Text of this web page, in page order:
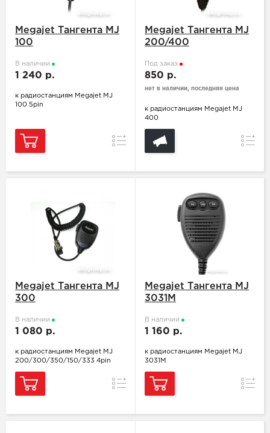
Megajet Тангента MJ
100
В наличии
1 240 р.
к радиостанциям Megajet MJ
100 5pin
Сравнение
Megajet Тангента MJ
200/400
Под заказ
850 р.
нет в наличии, последняя цена
к радиостанциям Megajet MJ
400
Megajet Тангента MJ
300
В наличии
1 080 р.
к радиостанциям Megajet MJ
200/300/350/150/333 4pin
Сравнение
Megajet Тангента MJ
3031M
В наличии
1 160 р.
к радиостанциям Megajet MJ
3031M